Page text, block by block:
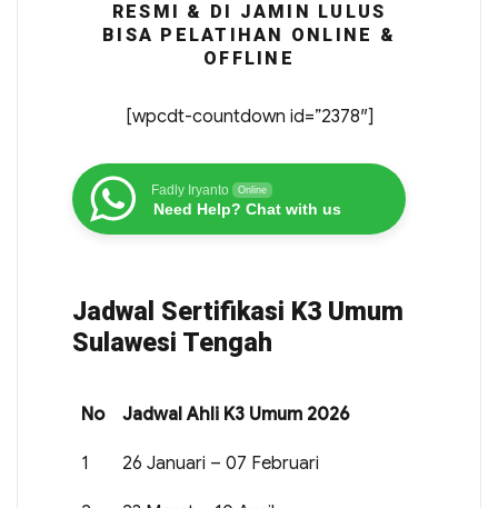
RESMI & DI JAMIN LULUS
BISA PELATIHAN ONLINE &
OFFLINE
[wpcdt-countdown id=”2378″]
Fadly Iryanto Online
Need Help? Chat with us
Jadwal Sertifikasi K3 Umum
Sulawesi Tengah
No Jadwal Ahli K3 Umum 2026
1 26 Januari – 07 Februari